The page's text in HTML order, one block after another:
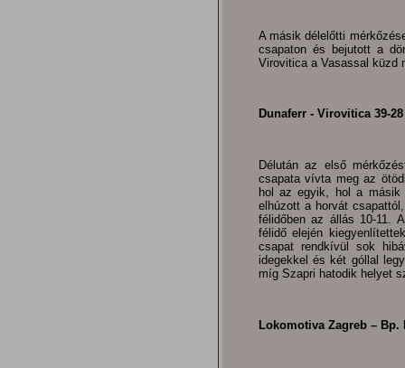
A másik délelőtti
csapaton és bejutott a
Virovitica a Vasassal küzd
Dunaferr - Virovitica 39-28
Délután az első
csapata vívta meg az
hol az egyik, hol a
elhúzott a horvát
félidőben az állás 10-11.
félidő elején
csapat rendkívül sok
idegekkel és két góllal
míg Szapri hatodik helyet
Lokomotiva Zagreb – Bp.